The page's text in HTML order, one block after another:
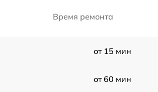
Время ремонта
от 15 мин
от 60 мин